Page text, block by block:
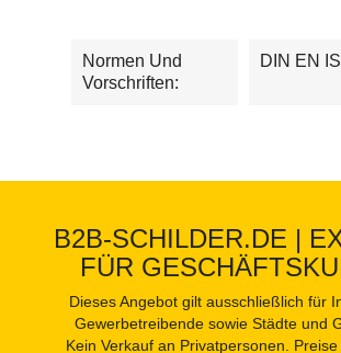
Normen Und
Vorschriften:
DIN EN
B2B-SCHILDER.DE |
FÜR
Dieses Angebot gilt ausschließlich für
Gewerbetreibende sowie Städte und
Kein Verkauf an Privatpersonen.